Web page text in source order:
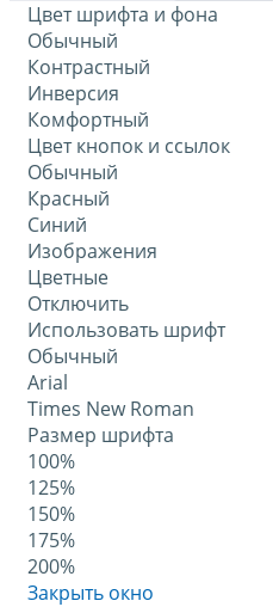
Цвет шрифта и фона
Обычный
Контрастный
Инверсия
Комфортный
Цвет кнопок и ссылок
Обычный
Красный
Синий
Изображения
Цветные
Отключить
Использовать шрифт
Обычный
Arial
Times New Roman
Размер шрифта
100%
125%
150%
175%
200%
Закрыть окно